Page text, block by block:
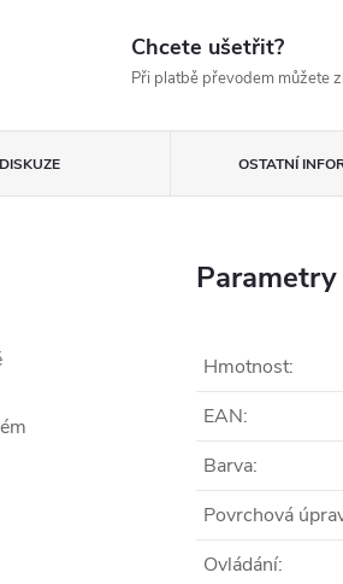
Chcete ušetřit?
Při platbě převodem můžete
DISKUZE OSTATNÍ
Hmotnost:
EAN:
Barva:
Povrchová
Ovládání: